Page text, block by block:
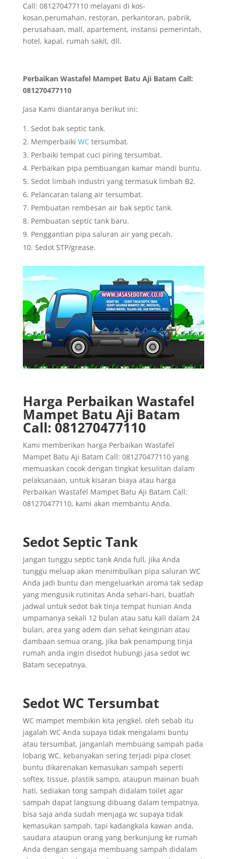
Call: 081270477110 melayani di kos-
kosan,perumahan, restoran, perkantoran, pabrik,
perusahaan, mall, apartement, instansi pemerintah,
hotel, kapal, rumah sakit, dll.
Perbaikan Wastafel Mampet Batu Aji Batam Call:
081270477110
Jasa Kami diantaranya berikut ini:
Sedot bak septic tank.
Memperbaiki WCtersumbat.
Perbaiki tempat cuci piring tersumbat.
Perbaikan pipa pembuangan kamar mandi buntu.
Sedot limbah industri yang termasuk limbah B2.
Pelancaran talang air tersumbat.
Pembuatan rembesan air bak septic tank.
Pembuatan septic tank baru.
Penggantian pipa saluran air yang pecah.
Sedot STP/grease.
Harga Perbaikan Wastafel
Mampet Batu Aji Batam
Call: 081270477110
Kami memberikan harga Perbaikan Wastafel
Mampet Batu Aji Batam Call: 081270477110 yang
memuaskan cocok dengan tingkat kesulitan dalam
pelaksanaan, untuk kisaran biaya atau harga
Perbaikan Wastafel Mampet Batu Aji Batam Call:
081270477110, kami akan membantu Anda.
Sedot Septic Tank
Jangan tunggu septic tank Anda full, jika Anda
tunggu meluap akan menimbulkan pipa saluran WC
Anda jadi buntu dan mengeluarkan aroma tak sedap
yang mengusik rutinitas Anda sehari-hari, buatlah
jadwal untuk sedot bak tinja tempat hunian Anda
umpamanya sekali 12 bulan atau satu kali dalam 24
bulan, area yang adem dan sehat keinginan atau
dambaan semua orang, jika bak penampung tinja
rumah anda ingin disedot hubungi jasa sedot wc
Batam secepatnya.
Sedot WC Tersumbat
WC mampet membikin kita jengkel, oleh sebab itu
jagalah WC Anda supaya tidak mengalami buntu
atau tersumbat, janganlah membuang sampah pada
lobang WC, kebanyakan sering terjadi pipa closet
buntu dikarenakan kemasukan sampah seperti
softex, tissue, plastik sampo, ataupun mainan buah
hati, sediakan tong sampah didalam toilet agar
sampah dapat langsung dibuang dalam tempatnya,
bisa saja anda sudah menjaga wc supaya tidak
kemasukan sampah, tapi kadangkala kawan anda,
saudara ataupun orang yang berkunjung ke rumah
Anda dengan sengaja membuang sampah didalam